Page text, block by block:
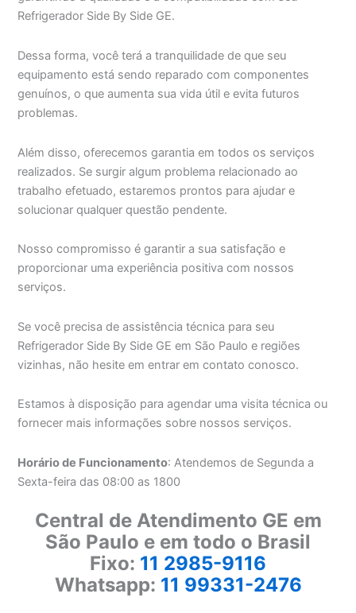
Refrigerador Side By Side GE.
Dessa forma, você terá a tranquilidade de que seu
equipamento está sendo reparado com componentes
genuínos, o que aumenta sua vida útil e evita futuros
problemas.
Além disso, oferecemos garantia em todos os serviços
realizados. Se surgir algum problema relacionado ao
trabalho efetuado, estaremos prontos para ajudar e
solucionar qualquer questão pendente.
Nosso compromisso é garantir a sua satisfação e
proporcionar uma experiência positiva com nossos
serviços.
Se você precisa de assistência técnica para seu
Refrigerador Side By Side GE em São Paulo e regiões
vizinhas, não hesite em entrar em contato conosco.
Estamos à disposição para agendar uma visita técnica ou
fornecer mais informações sobre nossos serviços.
Horário de Funcionamento: Atendemos de Segunda a
Sexta-feira das 08:00 as 1800
Central de Atendimento GE em
São Paulo e em todo o Brasil
Fixo: 11 2985-9116
Whatsapp: 11 99331-2476